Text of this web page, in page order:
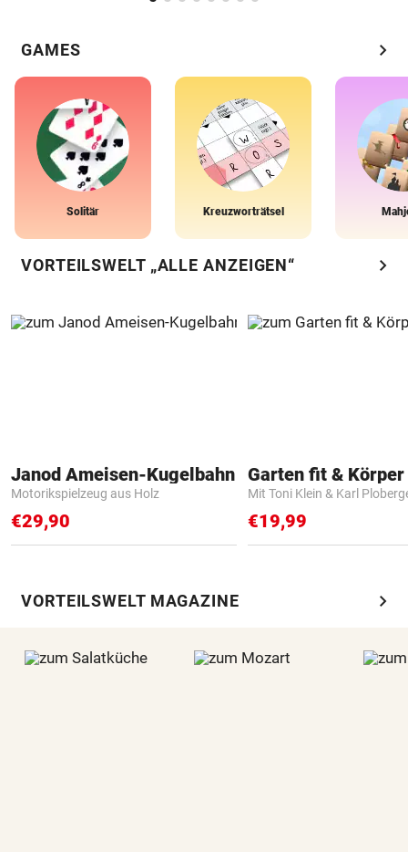
GAMES chevron_right
Solitär Kreuzworträtsel
VORTEILSWELT „ALLE ANZEIGEN“ chevron_right
Janod Ameisen-Kugelbahn
Motorikspielzeug aus Holz
€29,90
Garten fit &
Mit Toni Klein & Karl
€19,99
VORTEILSWELT MAGAZINE chevron_right